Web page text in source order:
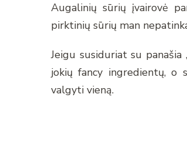
Augalinių sūrių įvairovė
pirktinių sūrių man
Jeigu susiduriat su
jokių fancy ingredientų, o
valgyti vieną.